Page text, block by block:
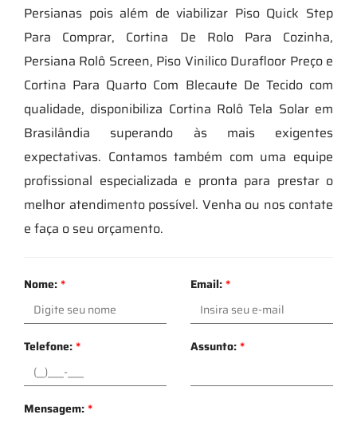
Persianas pois além de viabilizar Piso Quick Step
Para Comprar, Cortina De Rolo Para Cozinha,
Persiana Rolô Screen, Piso Vinilico Durafloor Preço e
Cortina Para Quarto Com Blecaute De Tecido com
qualidade, disponibiliza Cortina Rolô Tela Solar em
Brasilândia superando às mais exigentes
expectativas. Contamos também com uma equipe
profissional especializada e pronta para prestar o
melhor atendimento possível. Venha ou nos contate
e faça o seu orçamento.
Nome:* Email:*
Telefone:* Assunto:*
Mensagem:*